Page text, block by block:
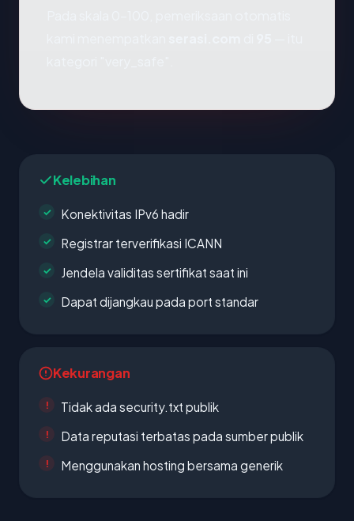
Kelebihan
Konektivitas IPv6 hadir
Registrar terverifikasi ICANN
Jendela validitas sertifikat saat ini
Dapat dijangkau pada port standar
Kekurangan
Tidak ada security.txt publik
Data reputasi terbatas pada sumber publik
Menggunakan hosting bersama generik